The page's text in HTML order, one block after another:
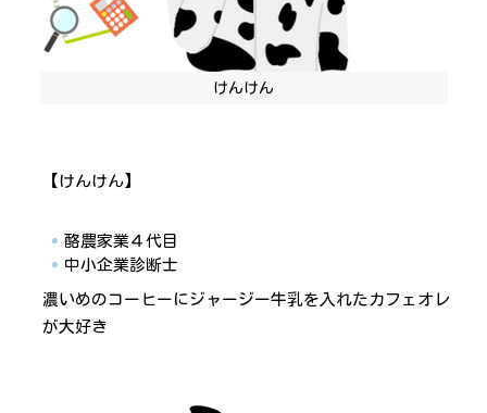
けんけん
【けんけん】
酪農家業４代目
中小企業診断士
濃いめのコーヒーにジャージー牛乳を入れたカフェオレ
が大好き